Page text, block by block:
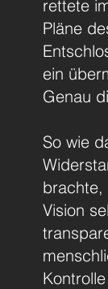
rettete
Pläne
ein
Genau
So wie
brachte,
Vision